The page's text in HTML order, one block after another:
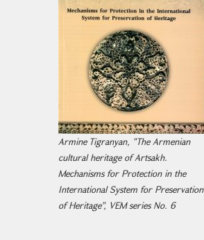
Armine Tigranyan, "The Armenian
cultural heritage of Artsakh.
Mechanisms for Protection in the
International System for Preservation
of Heritage", VEM series No. 6